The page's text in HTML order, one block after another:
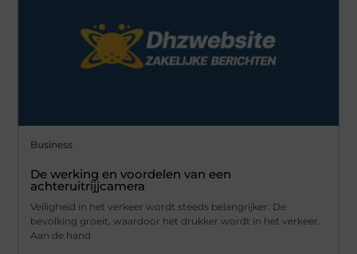
Business
De werking en voordelen van een
achteruitrijjcamera
Veiligheid in het verkeer wordt steeds belangrijker. De
bevolking groeit, waardoor het drukker wordt in het verkeer.
Aan de hand